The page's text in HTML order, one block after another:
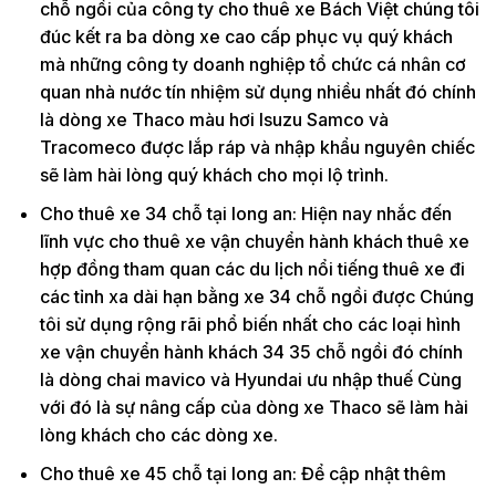
chỗ ngồi của công ty cho thuê xe Bách Việt chúng tôi
đúc kết ra ba dòng xe cao cấp phục vụ quý khách
mà những công ty doanh nghiệp tổ chức cá nhân cơ
quan nhà nước tín nhiệm sử dụng nhiều nhất đó chính
là dòng xe Thaco màu hơi Isuzu Samco và
Tracomeco được lắp ráp và nhập khẩu nguyên chiếc
sẽ làm hài lòng quý khách cho mọi lộ trình.
Cho thuê xe 34 chỗ tại long an: Hiện nay nhắc đến
lĩnh vực cho thuê xe vận chuyển hành khách thuê xe
hợp đồng tham quan các du lịch nổi tiếng thuê xe đi
các tỉnh xa dài hạn bằng xe 34 chỗ ngồi được Chúng
tôi sử dụng rộng rãi phổ biến nhất cho các loại hình
xe vận chuyển hành khách 34 35 chỗ ngồi đó chính
là dòng chai mavico và Hyundai ưu nhập thuế Cùng
với đó là sự nâng cấp của dòng xe Thaco sẽ làm hài
lòng khách cho các dòng xe.
Cho thuê xe 45 chỗ tại long an: Để cập nhật thêm